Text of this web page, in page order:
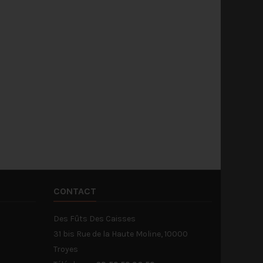
CONTACT
Des Fûts Des Caisses
31 bis Rue de la Haute Moline, 10000
Troyes